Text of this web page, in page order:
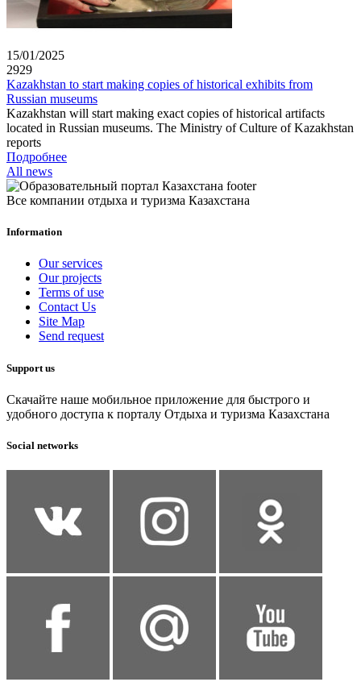
15/01/2025
2929
Kazakhstan to start making copies of historical exhibits from
Russian museums
Kazakhstan will start making exact copies of historical artifacts
located in Russian museums. The Ministry of Culture of Kazakhstan
reports
Подробнее
All news
Все компании отдыха и туризма Казахстана
Information
Our services
Our projects
Terms of use
Contact Us
Site Map
Send request
Support us
Скачайте наше мобильное приложение для быстрого и
удобного доступа к порталу Отдыха и туризма Казахстана
Social networks